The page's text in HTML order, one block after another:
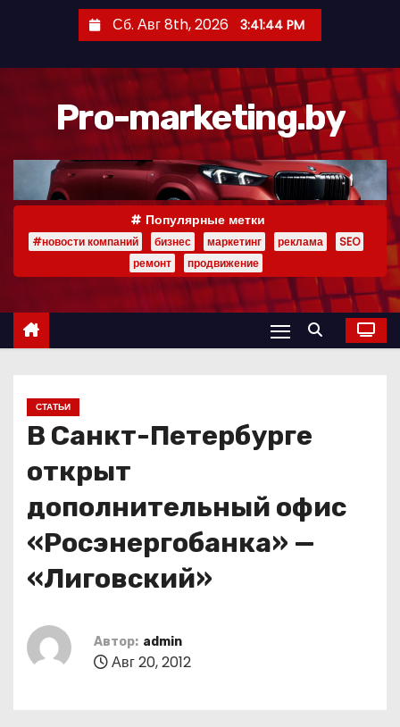
р
Сб. Авг 8th, 2026 3:41:45 PM
Pro-marketing.by
Популярные метки
#новости компаний бизнес маркетинг реклама
SEO
ремонт
продвижение
СТАТЬИ
В Санкт-Петербурге
открыт
дополнительный офис
«Росэнергобанка» —
«Лиговский»
Автор: admin
Авг 20, 2012